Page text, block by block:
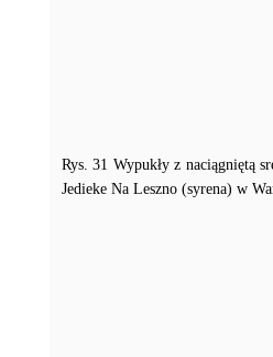
Rys. 31 Wypukły z naciągniętą
Jedieke Na Leszno (syrena) w